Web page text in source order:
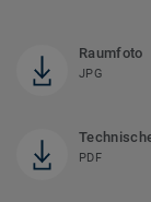
Raumfoto
JPG
PDF